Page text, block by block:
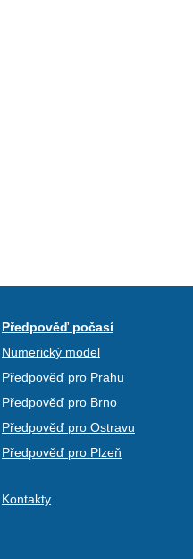
Předpověď počasí
Numerický model
Předpověď pro Prahu
Předpověď pro Brno
Předpověď pro Ostravu
Předpověď pro Plzeň
Kontakty